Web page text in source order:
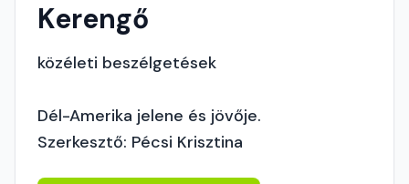
Kerengő
közéleti beszélgetések
Dél-Amerika jelene és jövője.
Szerkesztő: Pécsi Krisztina